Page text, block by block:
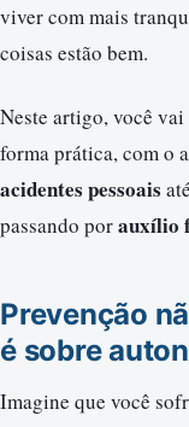
viver com mais
coisas estão bem.
Neste artigo, você
forma prática, com o
acidentes pessoais até
passando porauxílio
Prevenção
é sobre
Imagine que você